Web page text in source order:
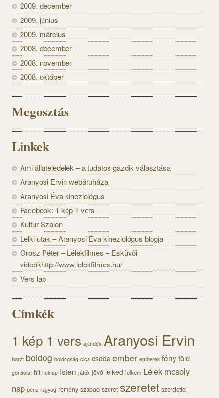
2009. december
2009. június
2009. március
2008. december
2008. november
2008. október
Megosztás
Linkek
Ami állateledelek – a tudatos gazdik választása
Aranyosi Ervin webáruháza
Aranyosi Éva kineziológus
Facebook: 1 kép 1 vers
Kultur Szalon
Lelki utak – Aranyosi Éva kineziológus blogja
Orosz Péter – Lélekfilmes – Esküvői
videókhttp://www.lelekfilmes.hu/
Vers lap
Címkék
1 kép 1 vers ajándék Aranyosi Ervin
barát boldog boldogság cica csoda ember emberek fényföld
gondolat hit holnap Isten játék jövő lelked lelkem Lélek mosoly
nap pénz ragyog remény szabad szeret szeretet szeretettel